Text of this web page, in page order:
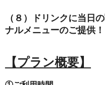
（８）ドリンクに当日
ナルメニューのご提供！
【プラン概要】